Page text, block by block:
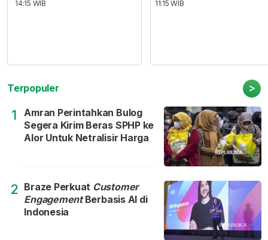
14:15 WIB
11:15 WIB
Terpopuler >
1
Amran Perintahkan Bulog
Segera Kirim Beras SPHP ke
Alor Untuk Netralisir Harga
2 Braze Perkuat Customer
EngagementBerbasis AI di
Indonesia